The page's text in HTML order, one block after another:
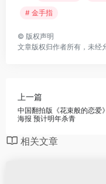
# 金手指
© 版权声明
文章版权归作者所有，未经
上一篇
中国翻拍版《花束般的恋爱
海报 预计明年杀青
相关文章